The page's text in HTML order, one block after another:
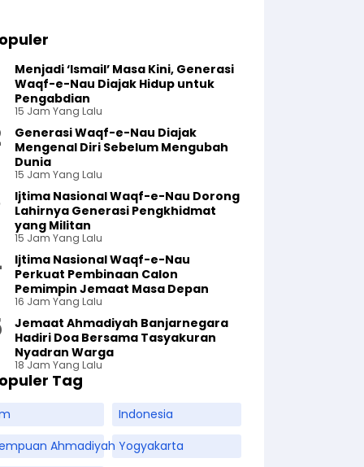
Menjadi ‘Ismail’ Masa Kini, Generasi
Waqf-e-Nau Diajak Hidup untuk
Pengabdian
15 Jam Yang Lalu
Generasi Waqf-e-Nau Diajak
Mengenal Diri Sebelum Mengubah
Dunia
15 Jam Yang Lalu
Ijtima Nasional Waqf-e-Nau Dorong
Lahirnya Generasi Pengkhidmat
yang Militan
15 Jam Yang Lalu
Ijtima Nasional Waqf-e-Nau
Perkuat Pembinaan Calon
Pemimpin Jemaat Masa Depan
16 Jam Yang Lalu
Jemaat Ahmadiyah Banjarnegara
Hadiri Doa Bersama Tasyakuran
Nyadran Warga
18 Jam Yang Lalu
Tag
Indonesia
Ahmadiyah Yogyakarta